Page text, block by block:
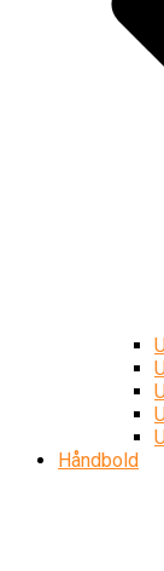
Håndbold